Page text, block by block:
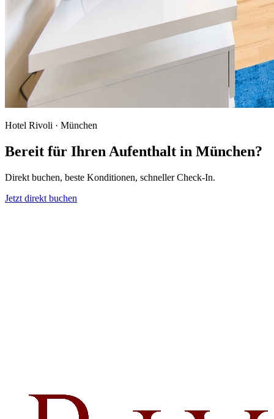
Hotel Rivoli · München
Bereit für Ihren Aufenthalt in München?
Direkt buchen, beste Konditionen, schneller Check-In.
Jetzt direkt buchen